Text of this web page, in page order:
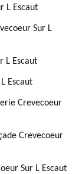
L Escaut
Sur L
L Escaut
Escaut
Crevecoeur
Crevecoeur
Sur L Escaut